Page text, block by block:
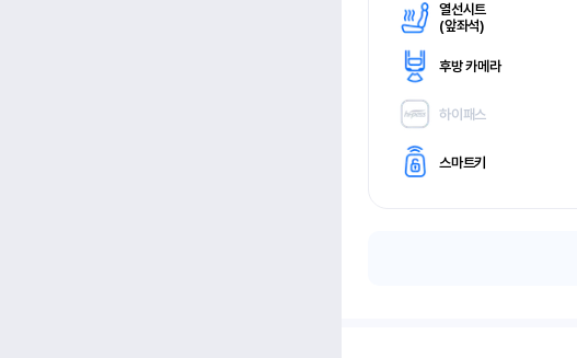
열선시트
(앞좌석)
후방 카메라
하이패스
스마트키